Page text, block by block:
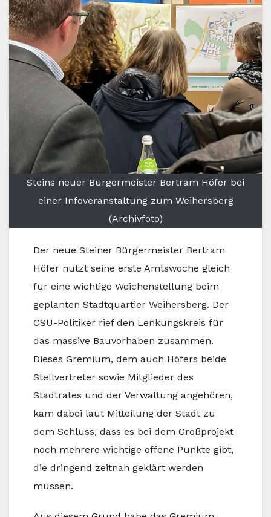
Steins neuer Bürgermeister Bertram Höfer bei
einer Infoveranstaltung zum Weihersberg
(Archivfoto)
Der neue Steiner Bürgermeister Bertram
Höfer nutzt seine erste Amtswoche gleich
für eine wichtige Weichenstellung beim
geplanten Stadtquartier Weihersberg. Der
CSU-Politiker rief den Lenkungskreis für
das massive Bauvorhaben zusammen.
Dieses Gremium, dem auch Höfers beide
Stellvertreter sowie Mitglieder des
Stadtrates und der Verwaltung angehören,
kam dabei laut Mitteilung der Stadt zu
dem Schluss, dass es bei dem Großprojekt
noch mehrere wichtige offene Punkte gibt,
die dringend zeitnah geklärt werden
müssen.